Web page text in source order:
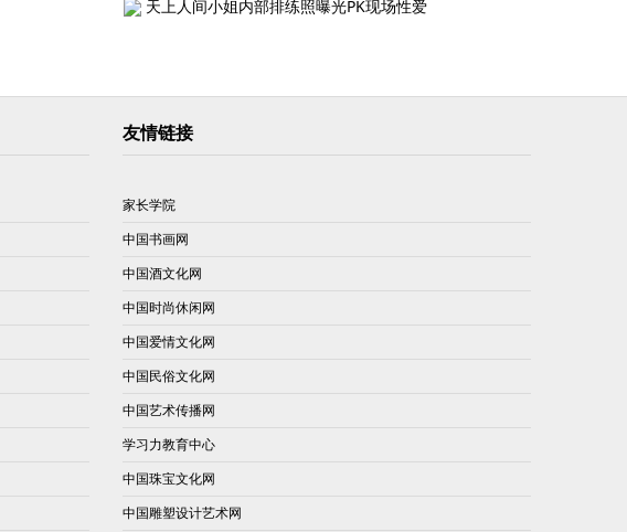
天上人间小姐内部排练照曝光PK现场性爱
友情链接
家长学院
中国书画网
中国酒文化网
中国时尚休闲网
中国爱情文化网
中国民俗文化网
中国艺术传播网
学习力教育中心
中国珠宝文化网
中国雕塑设计艺术网